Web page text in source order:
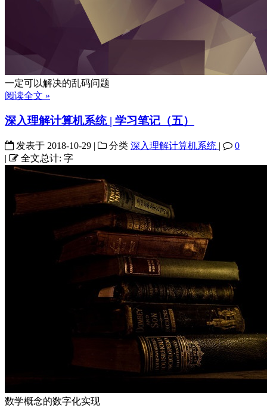
一定可以解决的乱码问题
阅读全文 »
深入理解计算机系统 | 学习笔记（五）
发表于 2018-10-29 | 分类 深入理解计算机系统 |
0
|
全文总计: 字
数学概念的数字化实现